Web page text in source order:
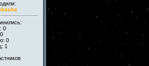
0
0
1